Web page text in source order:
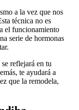
a la vez que nos
técnica no es
el funcionamiento
serie de hormonas
reflejará en tu
te ayudará a
que la remodela,